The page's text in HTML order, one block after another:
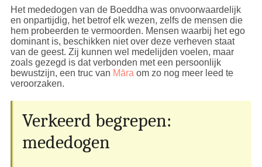
Het mededogen van de Boeddha was onvoorwaardelijk
en onpartijdig, het betrof elk wezen, zelfs de mensen die
hem probeerden te vermoorden. Mensen waarbij het ego
dominant is, beschikken niet over deze verheven staat
van de geest. Zij kunnen wel medelijden voelen, maar
zoals gezegd is dat verbonden met een persoonlijk
bewustzijn, een truc van Māra om zo nog meer leed te
veroorzaken.
Verkeerd begrepen:
mededogen